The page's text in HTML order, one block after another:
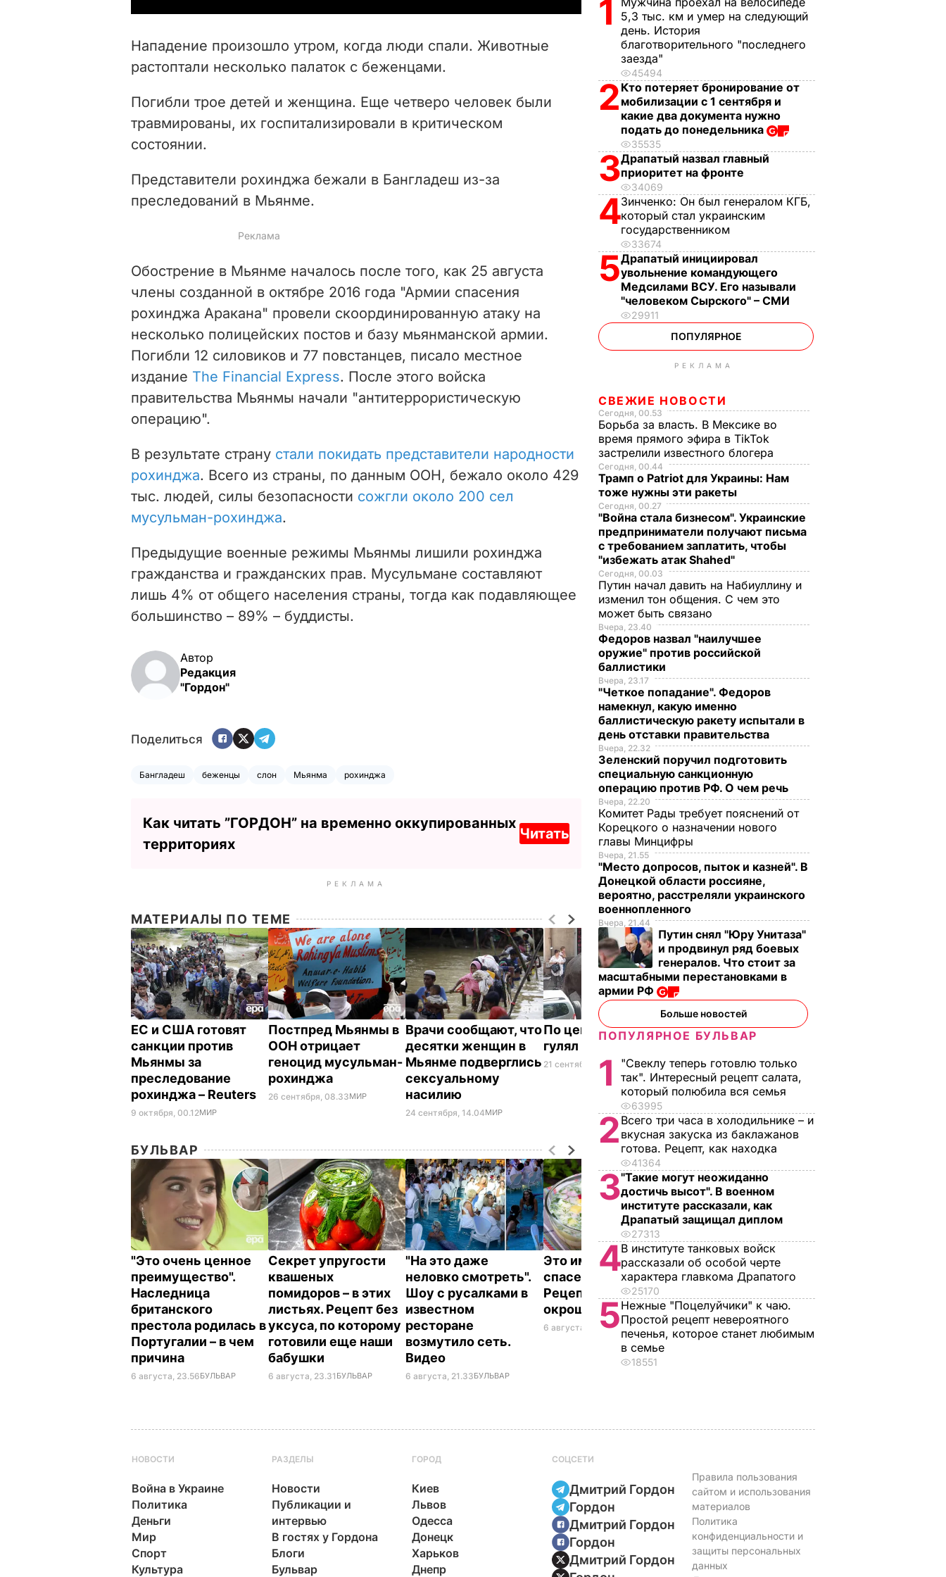
i
d
e
Нападение произошло утром, когда люди спали. Животные
растоптали несколько палаток с беженцами.
Погибли трое детей и женщина. Еще четверо человек были
травмированы, их госпитализировали в критическом
состоянии.
Представители рохинджа бежали в Бангладеш из-за
преследований в Мьянме.
Обострение в Мьянме началось после того, как 25 августа
члены созданной в октябре 2016 года "Армии спасения
рохинджа Аракана" провели скоординированную атаку на
несколько полицейских постов и базу мьянманской армии.
Погибли 12 силовиков и 77 повстанцев, писало местное
издание The Financial Express. После этого войска
правительства Мьянмы начали "антитеррористическую
операцию".
В результате страну стали покидать представители народности
рохинджа. Всего из страны, по данным ООН, бежало около 429
тыс. людей, силы безопасности сожгли около 200 сел
мусульман-рохинджа.
Предыдущие военные режимы Мьянмы лишили рохинджа
гражданства и гражданских прав. Мусульмане составляют
лишь 4% от общего населения страны, тогда как подавляющее
большинство – 89% – буддисты.
Автор
Редакция
"Гордон"
Поделиться
Бангладеш беженцы слон Мьянма рохинджа
Как читать ”ГОРДОН” на временно оккупированных
территориях
Читать
РЕКЛАМА
МАТЕРИАЛЫ ПО ТЕМЕ
ЕС и США готовят
санкции против
Мьянмы за
преследование
рохинджа – Reuters
9 октября, 00.12МИР
Постпред Мьянмы в
ООН отрицает
геноцид мусульман-
рохинджа
26 сентября, 08.33МИР
Врачи сообщают, что
десятки женщин в
Мьянме подверглись
сексуальному
насилию
24 сентября, 14.04МИР
По центру Одессы
гулял слон. Видео
21 сентября, 17.08 ПРИКОЛЫ
В Мьянме сожгли
около 200 сел
мусульман-
рохинджа – ООН
20 сентября, 07.33МИР
БУЛЬВАР
"Это очень ценное
преимущество".
Наследница
британского
престола родилась в
Португалии – в чем
причина
6 августа, 23.56БУЛЬВАР
Секрет упругости
квашеных
помидоров – в этих
листьях. Рецепт без
уксуса, по которому
готовили еще наши
бабушки
6 августа, 23.31 БУЛЬВАР
"На это даже
неловко смотреть".
Шоу с русалками в
известном
ресторане
возмутило сеть.
Видео
6 августа, 21.33БУЛЬВАР
Это именно то, что
спасет в жару.
Рецепт вкуснейшей
окрошки
6 августа, 18.21БУЛЬВАР
"Хрустящие
снаружи и нежные
вкусные жареные
кабачки
6 августа, 18.09
1
5,3 тыс. км и умер на следующий
день. История
благотворительного "последнего
заезда"
45494
2 Кто потеряет бронирование от
мобилизации с 1 сентября и
какие два документа нужно
подать до понедельника
35535
3Драпатый назвал главный
приоритет на фронте
34069
4Зинченко: Он был генералом КГБ,
который стал украинским
государственником
33674
5Драпатый инициировал
увольнение командующего
Медсилами ВСУ. Его называли
"человеком Сырского" – СМИ
29911
ПОПУЛЯРНОЕ
РЕКЛАМА
СВЕЖИЕ НОВОСТИ
Сегодня, 00.53
Борьба за власть. В Мексике во
время прямого эфира в TikTok
застрелили известного блогера
Сегодня, 00.44
Трамп о Patriot для Украины: Нам
тоже нужны эти ракеты
Сегодня, 00.27
"Война стала бизнесом". Украинские
предприниматели получают письма
с требованием заплатить, чтобы
"избежать атак Shahed"
Сегодня, 00.03
Путин начал давить на Набиуллину и
изменил тон общения. С чем это
может быть связано
Вчера, 23.40
Федоров назвал "наилучшее
оружие" против российской
баллистики
Вчера, 23.17
"Четкое попадание". Федоров
намекнул, какую именно
баллистическую ракету испытали в
день отставки правительства
Вчера, 22.32
Зеленский поручил подготовить
специальную санкционную
операцию против РФ. О чем речь
Вчера, 22.20
Комитет Рады требует пояснений от
Корецкого о назначении нового
главы Минцифры
Вчера, 21.55
"Место допросов, пыток и казней". В
Донецкой области россияне,
вероятно, расстреляли украинского
военнопленного
Вчера, 21.44
Путин снял "Юру Унитаза"
и продвинул ряд боевых
генералов. Что стоит за
масштабными перестановками в
армии РФ
Больше новостей
ПОПУЛЯРНОЕ БУЛЬВАР
1
"Свеклу теперь готовлю только
так". Интересный рецепт салата,
который полюбила вся семья
63995
2 Всего три часа в холодильнике – и
вкусная закуска из баклажанов
готова. Рецепт, как находка
41364
3"Такие могут неожиданно
достичь высот". В военном
институте рассказали, как
Драпатый защищал диплом
27313
4В институте танковых войск
рассказали об особой черте
характера главкома Драпатого
25170
5Нежные "Поцелуйчики" к чаю.
Простой рецепт невероятного
печенья, которое станет любимым
в семье
18551
НОВОСТИ
Война в Украине
Политика
Деньги
Мир
Спорт
Культура
РАЗДЕЛЫ
Новости
Публикации и
интервью
В гостях у Гордона
Блоги
Бульвар
ГОРОД
Киев
Львов
Одесса
Донецк
Харьков
Днепр
СОЦСЕТИ
Дмитрий Гордон
Гордон
Дмитрий Гордон
Гордон
Дмитрий Гордон
Правила пользования
сайтом и использования
материалов
Политика
конфиденциальности и
защиты персональных
данных